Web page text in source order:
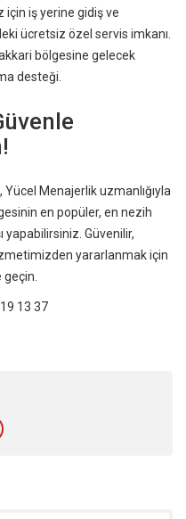
için iş yerine gidiş ve
ücretsiz özel servis imkanı.
bölgesine gelecek
desteği.
Menajerlik uzmanlığıyla
en popüler, en nezih
Güvenilir,
yararlanmak için
13 37